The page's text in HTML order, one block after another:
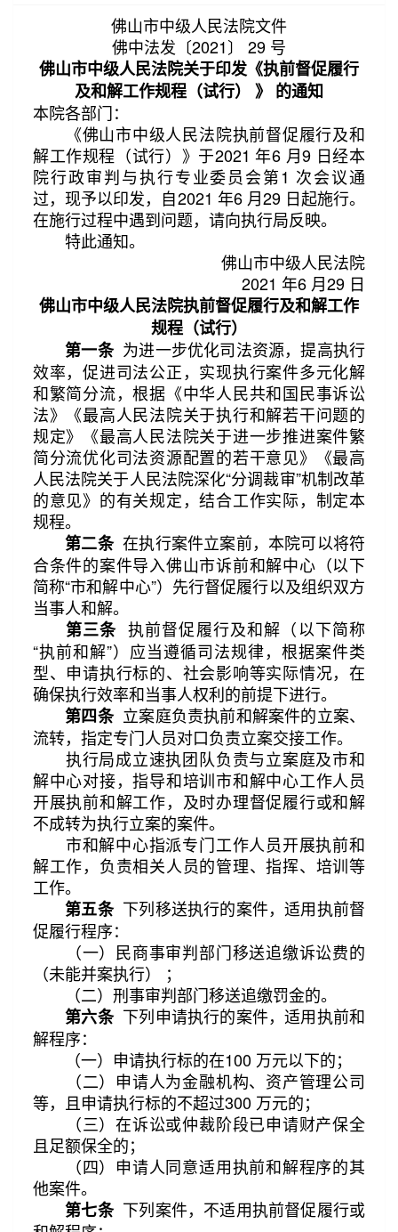
第2/8页
第3/8页 阅读更多
佛山市中级人民法院文件
佛中法发〔2021〕 29 号
佛山市中级人民法院关于印发《执前督促履行
及和解工作规程（试行） 》 的通知
本院各部门：
《佛山市中级人民法院执前督促履行及和
解工作规程（试行）》于2021 年6 月9 日经本
院行政审判与执行专业委员会第1 次会议通
过，现予以印发，自2021 年6 月29 日起施行。
在施行过程中遇到问题，请向执行局反映。
特此通知。
佛山市中级人民法院
2021 年6 月29 日
佛山市中级人民法院执前督促履行及和解工作
规程（试行）
第一条为进一步优化司法资源，提高执行
效率，促进司法公正，实现执行案件多元化解
和繁简分流，根据《中华人民共和国民事诉讼
法》《最高人民法院关于执行和解若干问题的
规定》《最高人民法院关于进一步推进案件繁
简分流优化司法资源配置的若干意见》《最高
人民法院关于人民法院深化“分调裁审”机制改革
的意见》的有关规定，结合工作实际，制定本
规程。
第二条在执行案件立案前，本院可以将符
合条件的案件导入佛山市诉前和解中心（以下
简称“市和解中心”）先行督促履行以及组织双方
当事人和解。
第三条 执前督促履行及和解（以下简称
“执前和解”）应当遵循司法规律，根据案件类
型、申请执行标的、社会影响等实际情况，在
确保执行效率和当事人权利的前提下进行。
第四条立案庭负责执前和解案件的立案、
流转，指定专门人员对口负责立案交接工作。
执行局成立速执团队负责与立案庭及市和
解中心对接，指导和培训市和解中心工作人员
开展执前和解工作，及时办理督促履行或和解
不成转为执行立案的案件。
市和解中心指派专门工作人员开展执前和
解工作，负责相关人员的管理、指挥、培训等
工作。
第五条下列移送执行的案件，适用执前督
促履行程序：
（一）民商事审判部门移送追缴诉讼费的
（未能并案执行） ；
（二）刑事审判部门移送追缴罚金的。
第六条下列申请执行的案件，适用执前和
解程序：
（一）申请执行标的在100 万元以下的；
（二）申请人为金融机构、资产管理公司
等，且申请执行标的不超过300 万元的；
（三）在诉讼或仲裁阶段已申请财产保全
且足额保全的；
（四）申请人同意适用执前和解程序的其
他案件。
第七条下列案件，不适用执前督促履行或